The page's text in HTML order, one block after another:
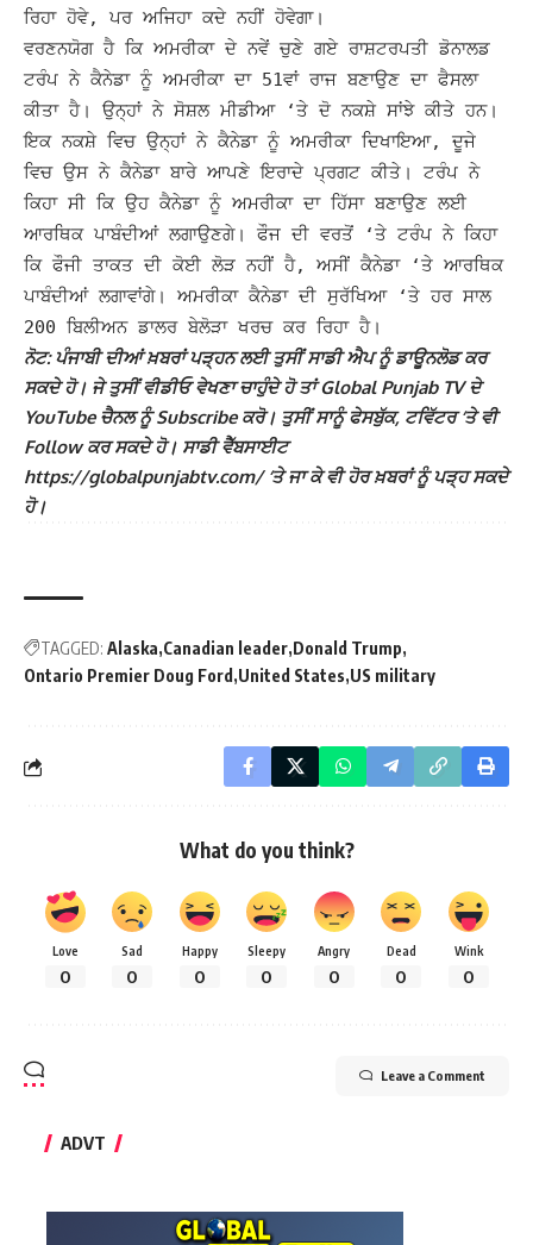
ਰਿਹਾ ਹੋਵੇ, ਪਰ ਅਜਿਹਾ ਕਦੇ ਨਹੀਂ ਹੋਵੇਗਾ।
ਵਰਣਨਯੋਗ ਹੈ ਕਿ ਅਮਰੀਕਾ ਦੇ ਨਵੇਂ ਚੁਣੇ ਗਏ ਰਾਸ਼ਟਰਪਤੀ ਡੋਨਾਲਡ
ਟਰੰਪ ਨੇ ਕੈਨੇਡਾ ਨੂੰ ਅਮਰੀਕਾ ਦਾ 51ਵਾਂ ਰਾਜ ਬਣਾਉਣ ਦਾ ਫੈਸਲਾ
ਕੀਤਾ ਹੈ। ਉਨ੍ਹਾਂ ਨੇ ਸੋਸ਼ਲ ਮੀਡੀਆ ‘ਤੇ ਦੋ ਨਕਸ਼ੇ ਸਾਂਝੇ ਕੀਤੇ ਹਨ।
ਇਕ ਨਕਸ਼ੇ ਵਿਚ ਉਨ੍ਹਾਂ ਨੇ ਕੈਨੇਡਾ ਨੂੰ ਅਮਰੀਕਾ ਦਿਖਾਇਆ, ਦੂਜੇ
ਵਿਚ ਉਸ ਨੇ ਕੈਨੇਡਾ ਬਾਰੇ ਆਪਣੇ ਇਰਾਦੇ ਪ੍ਰਗਟ ਕੀਤੇ। ਟਰੰਪ ਨੇ
ਕਿਹਾ ਸੀ ਕਿ ਉਹ ਕੈਨੇਡਾ ਨੂੰ ਅਮਰੀਕਾ ਦਾ ਹਿੱਸਾ ਬਣਾਉਣ ਲਈ
ਆਰਥਿਕ ਪਾਬੰਦੀਆਂ ਲਗਾਉਣਗੇ। ਫੌਜ ਦੀ ਵਰਤੋਂ ‘ਤੇ ਟਰੰਪ ਨੇ ਕਿਹਾ
ਕਿ ਫੌਜੀ ਤਾਕਤ ਦੀ ਕੋਈ ਲੋੜ ਨਹੀਂ ਹੈ, ਅਸੀਂ ਕੈਨੇਡਾ ‘ਤੇ ਆਰਥਿਕ
ਪਾਬੰਦੀਆਂ ਲਗਾਵਾਂਗੇ। ਅਮਰੀਕਾ ਕੈਨੇਡਾ ਦੀ ਸੁਰੱਖਿਆ ‘ਤੇ ਹਰ ਸਾਲ
200 ਬਿਲੀਅਨ ਡਾਲਰ ਬੇਲੋੜਾ ਖਰਚ ਕਰ ਰਿਹਾ ਹੈ।
ਨੋਟ: ਪੰਜਾਬੀ ਦੀਆਂ ਖ਼ਬਰਾਂ ਪੜ੍ਹਨ ਲਈ ਤੁਸੀਂ ਸਾਡੀ ਐਪ ਨੂੰ ਡਾਊਨਲੋਡ ਕਰ
ਸਕਦੇ ਹੋ। ਜੇ ਤੁਸੀਂ ਵੀਡੀਓ ਵੇਖਣਾ ਚਾਹੁੰਦੇ ਹੋ ਤਾਂ Global Punjab TV ਦੇ
YouTube ਚੈਨਲ ਨੂੰ Subscribe ਕਰੋ। ਤੁਸੀਂ ਸਾਨੂੰ ਫੇਸਬੁੱਕ, ਟਵਿੱਟਰ ‘ਤੇ ਵੀ
Follow ਕਰ ਸਕਦੇ ਹੋ। ਸਾਡੀ ਵੈੱਬਸਾਈਟ
https://globalpunjabtv.com/ ‘ਤੇ ਜਾ ਕੇ ਵੀ ਹੋਰ ਖ਼ਬਰਾਂ ਨੂੰ ਪੜ੍ਹ ਸਕਦੇ
ਹੋ।
TAGGED: Alaska Canadian leader Donald Trump
Ontario Premier Doug Ford United States US military
What do you think?
Love
0
Sad
0
Happy
0
Sleepy
0
Angry
0
Dead
0
Wink
0
Leave a Comment
ADVT